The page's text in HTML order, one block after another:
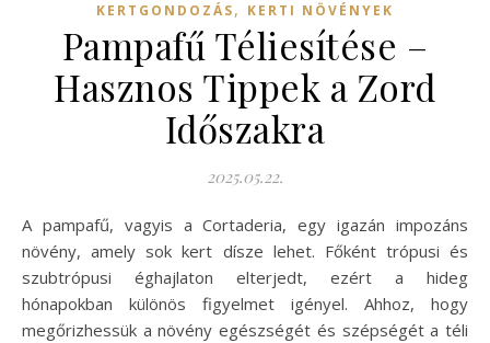
KERTGONDOZÁS, KERTI NÖVÉNYEK
Pampafű Téliesítése –
Hasznos Tippek a Zord
Időszakra
2025.05.22.
A pampafű, vagyis a Cortaderia, egy igazán impozáns
növény, amely sok kert dísze lehet. Főként trópusi és
szubtrópusi éghajlaton elterjedt, ezért a hideg
hónapokban különös figyelmet igényel. Ahhoz, hogy
megőrizhessük a növény egészségét és szépségét a téli